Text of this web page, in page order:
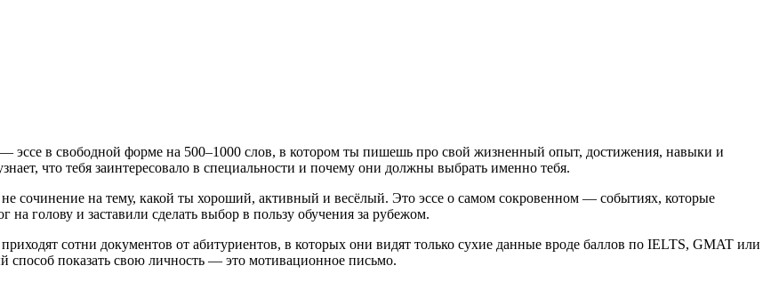
эссе в свободной форме на 500–1000 слов, в котором ты пишешь про свой жизненный опыт, достижения, навыки и
что тебя заинтересовало в специальности и почему они должны выбрать именно тебя.
не сочинение на тему, какой ты хороший, активный и весёлый. Это эссе о самом сокровенном — событиях, которые
голову и заставили сделать выбор в пользу обучения за рубежом.
сотни документов от абитуриентов, в которых они видят только сухие данные вроде баллов по IELTS, GMAT или
способ показать свою личность — это мотивационное письмо.